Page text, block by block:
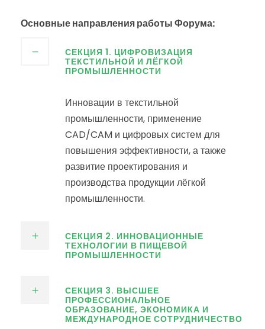
Основные направления работы Форума:
СЕКЦИЯ 1. ЦИФРОВИЗАЦИЯ
ТЕКСТИЛЬНОЙ И ЛЁГКОЙ
ПРОМЫШЛЕННОСТИ
Инновации в текстильной
промышленности, применение
CAD/CAM и цифровых систем для
повышения эффективности, а также
развитие проектирования и
производства продукции лёгкой
промышленности.
СЕКЦИЯ 2. ИННОВАЦИОННЫЕ
ТЕХНОЛОГИИ В ПИЩЕВОЙ
ПРОМЫШЛЕННОСТИ
СЕКЦИЯ 3. ВЫСШЕЕ
ПРОФЕССИОНАЛЬНОЕ
ОБРАЗОВАНИЕ, ЭКОНОМИКА И
МЕЖДУНАРОДНОЕ СОТРУДНИЧЕСТВО